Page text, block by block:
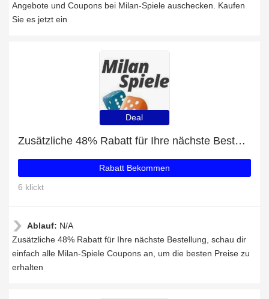
Angebote und Coupons bei Milan-Spiele auschecken. Kaufen
Sie es jetzt ein
Deal
Zusätzliche 48% Rabatt für Ihre nächste Bestellung
Rabatt Bekommen
6 klickt
Ablauf: N/A
Zusätzliche 48% Rabatt für Ihre nächste Bestellung, schau dir
einfach alle Milan-Spiele Coupons an, um die besten Preise zu
erhalten